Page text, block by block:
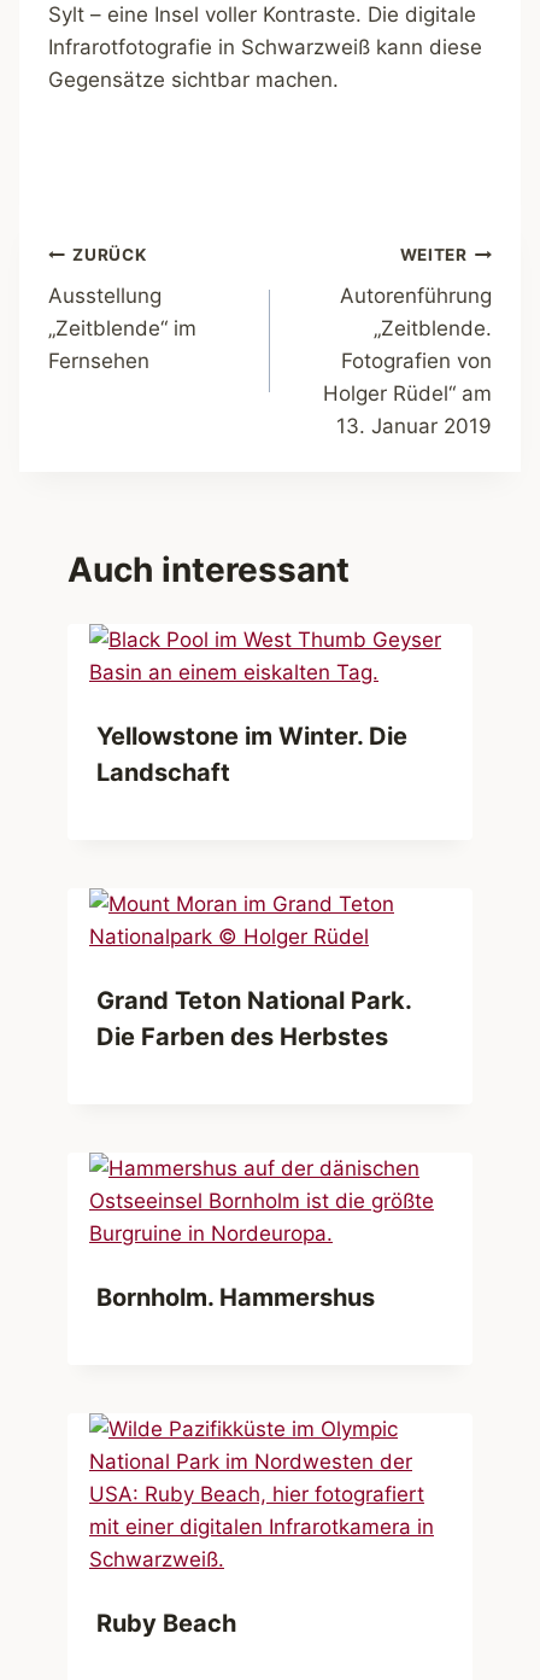
Sylt – eine Insel voller Kontraste. Die digitale
Infrarotfotografie in Schwarzweiß kann diese
Gegensätze sichtbar machen.
Beitragsnavigation
ZURÜCK
Ausstellung
„Zeitblende“ im
Fernsehen
WEITER
Autorenführung
„Zeitblende.
Fotografien von
Holger Rüdel“ am
13. Januar 2019
Auch interessant
Yellowstone im Winter. Die
Landschaft
Grand Teton National Park.
Die Farben des Herbstes
Bornholm. Hammershus
Ruby Beach